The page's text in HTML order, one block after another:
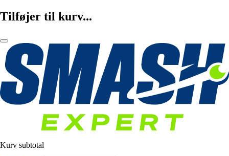
Tilføjer til kurv...
Kurv subtotal